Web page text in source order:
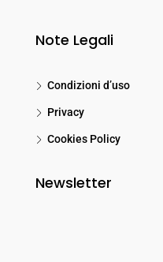
Note Legali
Condizioni d’uso
Privacy
Cookies Policy
Newsletter